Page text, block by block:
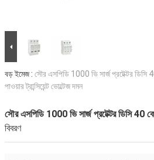
বড় ইমেজ : সৌর এসপিডি 1000 ভি সার্জ প্রটেক্টর ডিসি
পাওয়ার ট্রান্সিয়েন্ট ভোল্টেজ দমন
সৌর এসপিডি 1000 ভি সার্জ প্রটেক্টর ডিসি 40
বিবরণ